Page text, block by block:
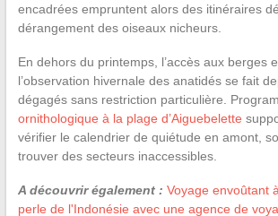
encadrées empruntent alors des itinéraires
dérangement des oiseaux nicheurs.
En dehors du printemps, l’accès aux berges
l’observation hivernale des anatidés se fait
dégagés sans restriction particulière.
ornithologique à la plage d’Aiguebelette
vérifier le calendrier de quiétude en amont,
trouver des secteurs inaccessibles.
A découvrir également : Voyage envoûtant
perle de l'Indonésie avec une agence de